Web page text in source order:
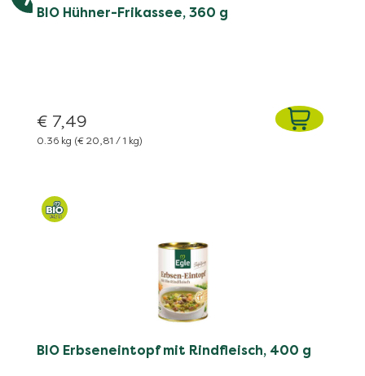
BIO Hühner-Frikassee, 360 g
€ 7,49
0.36 kg (€ 20,81 / 1 kg)
BIO Erbseneintopf mit Rindfleisch, 400 g